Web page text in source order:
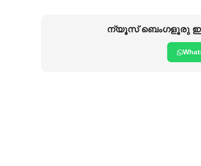
ന്യൂസ് ബെംഗളൂരു ഇനി